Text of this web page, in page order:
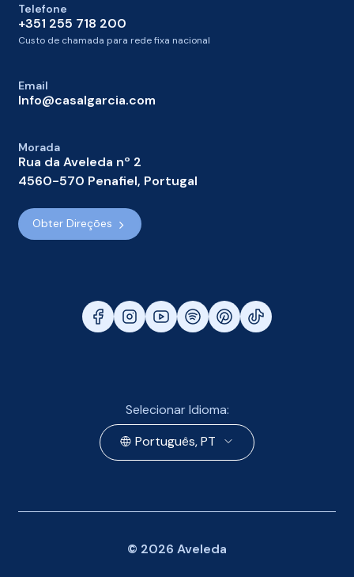
Telefone
+351 255 718 200
Custo de chamada para rede fixa nacional
Email
Info@casalgarcia.com
Morada
Rua da Aveleda nº 2
4560-570 Penafiel, Portugal
Obter Direções
Selecionar Idioma:
Português, PT
© 2026 Aveleda